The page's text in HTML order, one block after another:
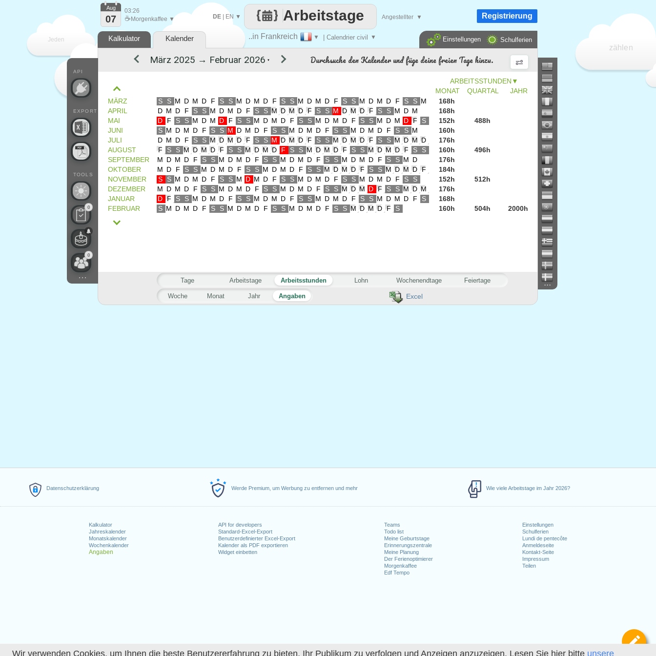
Wir verwenden Cookies, um Ihnen die beste Benutzererfahrung zu bieten, Ihr Publikum zu verfolgen und Anzeigen anzuzeigen. Lesen Sie hier bitte unsere
Datenschutzerklärung Werde Premium, um Werbung zu entfernen und mehr Wie viele Arbeitstage im Jahr 2026?
Kalkulator
Jahreskalender
Monatskalender
Wochenkalender
Angaben
API for developers
Standard-Excel-Export
Benutzerdefinierter Excel-Export
Kalender als PDF exportieren
Widget einbetten
Teams
Todo list
Meine Geburtstage
Erinnerungszentrale
Meine Planung
Der Ferienoptimierer
Morgenkaffee
Edf Tempo
Einstellungen
Schulferien
Lundi de pentecôte
Anmeldeseite
Kontakt-Seite
Impressum
Teilen
Jeden
zählen
..in Frankreich ▼ | Calendrier civil ▼
Arbeitstage
DE EN ▼ Angestellter ▼
API
EXPORT
TOOLS
0
0
...
Aug
07
03:26
☕ Morgenkaffee ▼ Registrierung
Kalkulator Kalender Schulferien
Einstellungen
...
Excel
▼
MONAT
QUARTAL JAHR
▼ Durchsuche den Kalender und füge deine freien Tage hinzu.
MÄRZ S S M D M D F S S M D M D F S S M D M D F S S M D M D F S S M
168h
APRIL
D M D F S S M D M D F S S M D M D F S S M D M D F S S M D M
168h
MAI
D F S S M D M D F S S M D M D F S S M D M D F S S M D M D F S 152h
488h
JUNI
S M D M D F S S M D M D F S S M D M D F S S M D M D F S S M
160h
JULI
D M D F S S M D M D F S S M D M D F S S M D M D F S S M D M D
176h
AUGUST
F S S M D M D F S S M D M D F S S M D M D F S S M D M D F S S 160h
496h
SEPTEMBER
M D M D F S S M D M D F S S M D M D F S S M D M D F S S M D
176h
OKTOBER
M D F S S M D M D F S S M D M D F S S M D M D F S S M D M D F
184h
NOVEMBER
S S M D M D F S S M D M D F S S M D M D F S S M D M D F S S 152h
512h
DEZEMBER
M D M D F S S M D M D F S S M D M D F S S M D M D F S S M D M
176h
JANUAR
D F S S M D M D F S S M D M D F S S M D M D F S S M D M D F S
168h
FEBRUAR
S M D M D F S S M D M D F S S M D M D F S S M D M D F S 160h 504h 2000h
Woche Monat Jahr Angaben
Tage Arbeitstage Arbeitsstunden Lohn Wochenendtage Feiertage